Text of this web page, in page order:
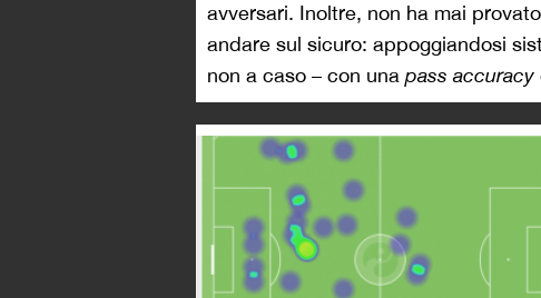
avversari. Inoltre, non ha mai
andare sul sicuro: appoggiandosi
non a caso – con una pass accuracy